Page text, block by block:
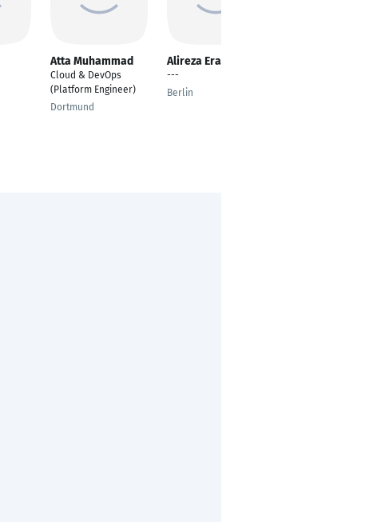
Atta Muhammad
Cloud & DevOps
(Platform Engineer)
Dortmund
Alireza Eramabadi
---
Berlin